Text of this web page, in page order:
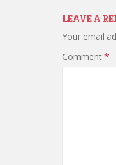
LEAVE A
Your email
Comment *